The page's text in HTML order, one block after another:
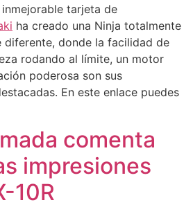
tarjeta de
ha creado una Ninja totalmente
diferente, donde la facilidad de
rodando al límite, un motor
poderosa son sus
En este enlace puedes
comenta
impresiones
10R